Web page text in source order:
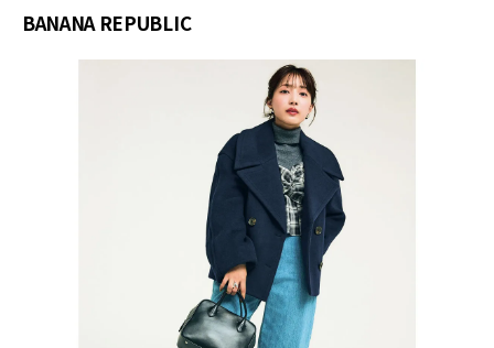
BANANA REPUBLIC